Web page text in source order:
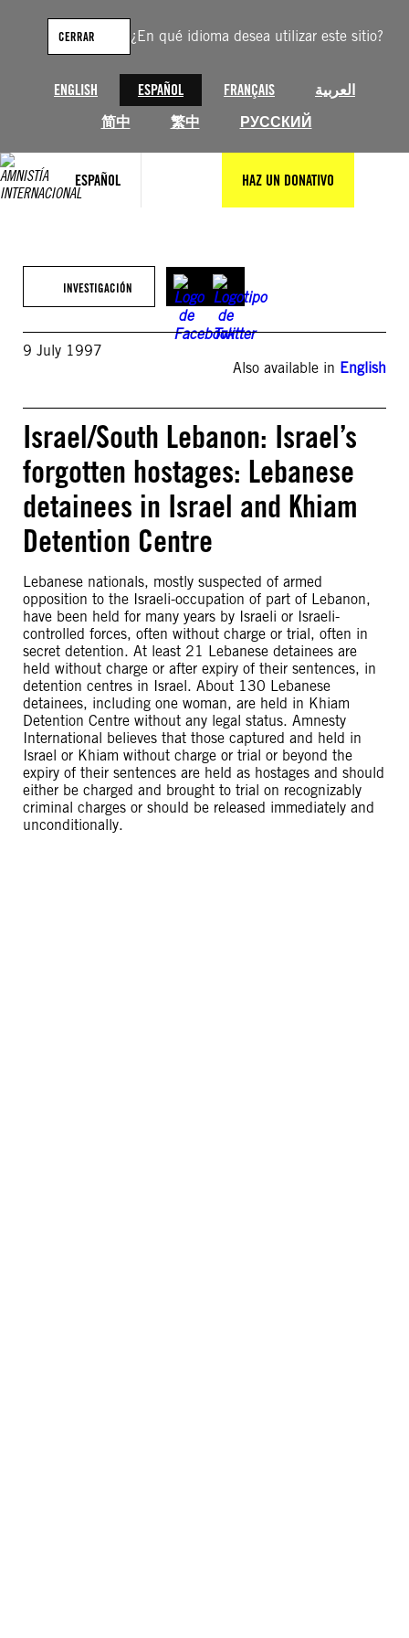
¿En qué idioma desea utilizar este sitio?
ENGLISH ESPAÑOL FRANÇAIS
العربية
简中
繁中 РУССКИЙ
CERRAR
ESPAÑOL HAZ UN DONATIVO
contenido
INVESTIGACIÓN
9 July 1997
Also available in English
Israel/South Lebanon: Israel’s
forgotten hostages: Lebanese
detainees in Israel and Khiam
Detention Centre
Lebanese nationals, mostly suspected of armed
opposition to the Israeli-occupation of part of Lebanon,
have been held for many years by Israeli or Israeli-
controlled forces, often without charge or trial, often in
secret detention. At least 21 Lebanese detainees are
held without charge or after expiry of their sentences, in
detention centres in Israel. About 130 Lebanese
detainees, including one woman, are held in Khiam
Detention Centre without any legal status. Amnesty
International believes that those captured and held in
Israel or Khiam without charge or trial or beyond the
expiry of their sentences are held as hostages and should
either be charged and brought to trial on recognizably
criminal charges or should be released immediately and
unconditionally.